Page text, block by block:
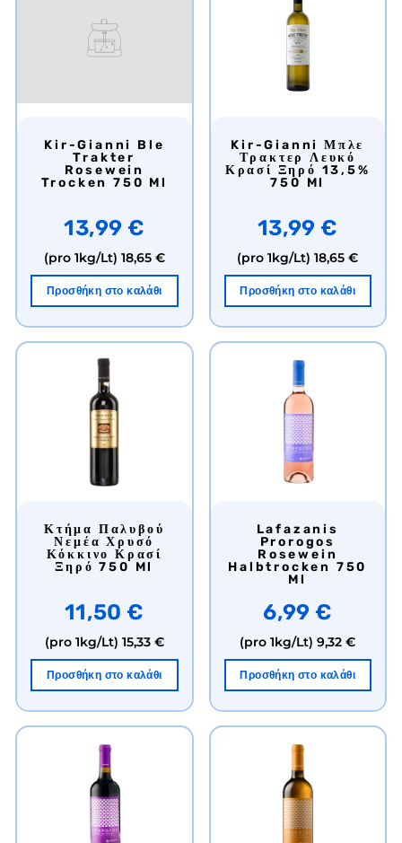
Kir-Gianni Ble
Trakter
Rosewein
Trocken 750 Ml
13,99 €
(pro 1kg/Lt) 18,65 €
Προσθήκη στο καλάθι
Kir-Gianni Μπλε
Τρακτερ Λευκό
Κρασί Ξηρό 13,5%
750 Ml
13,99 €
(pro 1kg/Lt) 18,65 €
Προσθήκη στο καλάθι
Κτήμα Παλυβού
Νεμέα Χρυσό
Κόκκινο Κρασί
Ξηρό 750 Ml
11,50 €
(pro 1kg/Lt) 15,33 €
Προσθήκη στο καλάθι
Lafazanis
Prorogos
Rosewein
Halbtrocken 750
Ml
6,99 €
(pro 1kg/Lt) 9,32 €
Προσθήκη στο καλάθι